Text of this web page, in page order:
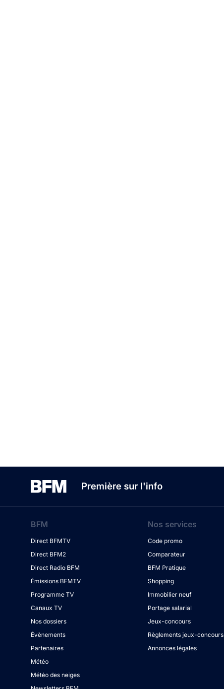
Première sur l'info
BFM
Direct BFMTV
Direct BFM2
Direct Radio BFM
Émissions BFMTV
Programme TV
Canaux TV
Nos dossiers
Évènements
Partenaires
Météo
Météo des neiges
Nos services
Code promo
Comparateur
BFM Pratique
Shopping
Immobilier neuf
Portage salarial
Jeux-concours
Règlements jeux-concours
Annonces légales